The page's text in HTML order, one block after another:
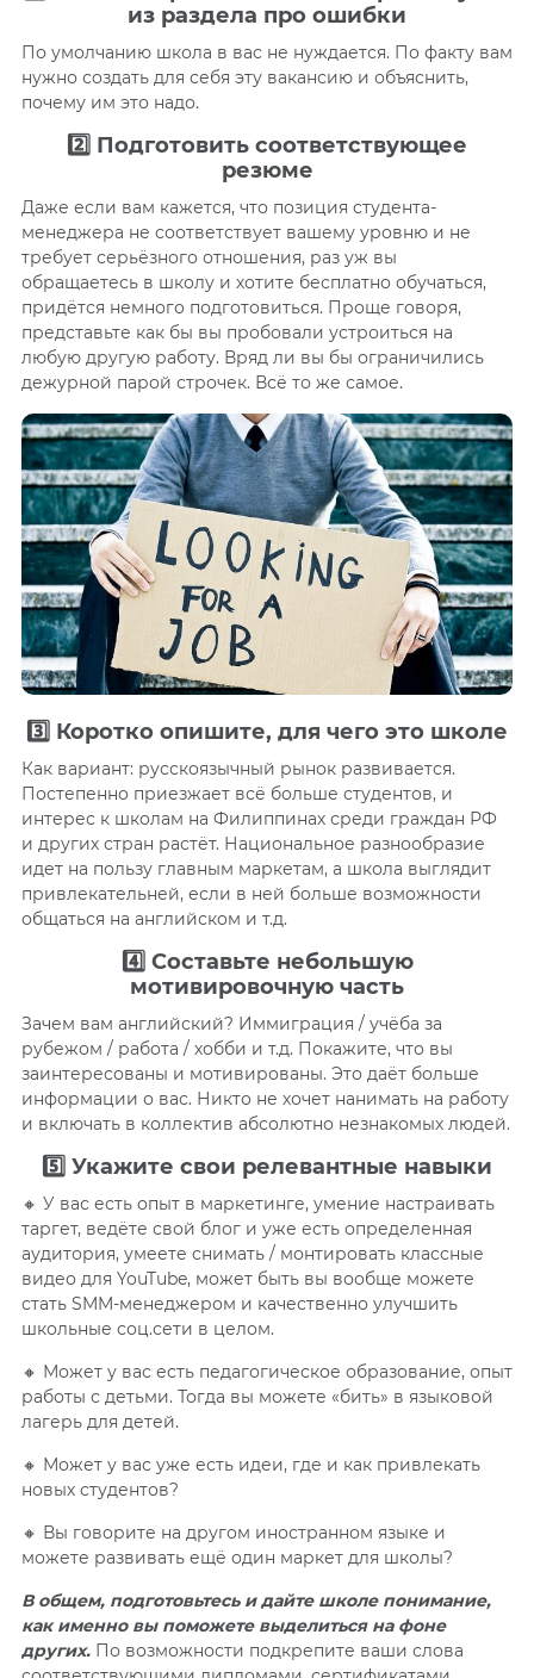
из раздела про ошибки
По умолчанию школа в вас не нуждается. По факту вам
нужно создать для себя эту вакансию и объяснить,
почему им это надо.
2️⃣ Подготовить соответствующее
резюме
Даже если вам кажется, что позиция студента-
менеджера не соответствует вашему уровню и не
требует серьёзного отношения, раз уж вы
обращаетесь в школу и хотите бесплатно обучаться,
придётся немного подготовиться. Проще говоря,
представьте как бы вы пробовали устроиться на
любую другую работу. Вряд ли вы бы ограничились
дежурной парой строчек. Всё то же самое.
3️⃣ Коротко опишите, для чего это школе
Как вариант: русскоязычный рынок развивается.
Постепенно приезжает всё больше студентов, и
интерес к школам на Филиппинах среди граждан РФ
и других стран растёт. Национальное разнообразие
идет на пользу главным маркетам, а школа выглядит
привлекательней, если в ней больше возможности
общаться на английском и т.д.
4️⃣ Составьте небольшую
мотивировочную часть
Зачем вам английский? Иммиграция / учёба за
рубежом / работа / хобби и т.д. Покажите, что вы
заинтересованы и мотивированы. Это даёт больше
информации о вас. Никто не хочет нанимать на работу
и включать в коллектив абсолютно незнакомых людей.
5️⃣ Укажите свои релевантные навыки
🔸 У вас есть опыт в маркетинге, умение настраивать
таргет, ведёте свой блог и уже есть определенная
аудитория, умеете снимать / монтировать классные
видео для YouTube, может быть вы вообще можете
стать SMM-менеджером и качественно улучшить
школьные соц.сети в целом.
🔸 Может у вас есть педагогическое образование, опыт
работы с детьми. Тогда вы можете «бить» в языковой
лагерь для детей.
🔸 Может у вас уже есть идеи, где и как привлекать
новых студентов?
🔸 Вы говорите на другом иностранном языке и
можете развивать ещё один маркет для школы?
В общем, подготовьтесь и дайте школе понимание,
как именно вы поможете выделиться на фоне
других.По возможности подкрепите ваши слова